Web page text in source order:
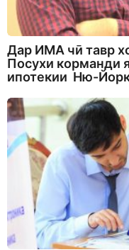
Дар ИМА чӣ тавр
Посухи корманди
ипотекии Ню-